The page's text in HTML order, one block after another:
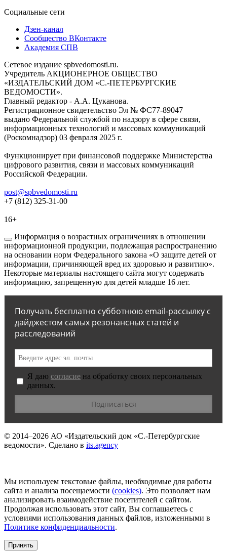
Социальные сети
Дзен-канал
Сообщество ВКонтакте
Академия СПВ
Сетевое издание spbvedomosti.ru.
Учредитель АКЦИОНЕРНОЕ ОБЩЕСТВО
«ИЗДАТЕЛЬСКИЙ ДОМ «С.-ПЕТЕРБУРГСКИЕ
ВЕДОМОСТИ».
Главный редактор - А.А. Цуканова.
Регистрационное свидетельство Эл № ФС77-89047
выдано Федеральной службой по надзору в сфере связи,
информационных технологий и массовых коммуникаций
(Роскомнадзор) 03 февраля 2025 г.
Функционирует при финансовой поддержке Министерства
цифрового развития, связи и массовых коммуникаций
Российской Федерации.
post@spbvedomosti.ru
+7 (812) 325-31-00
16+
Информация о возрастных ограничениях в отношении
информационной продукции, подлежащая распространению
на основании норм Федерального закона «О защите детей от
информации, причиняющей вред их здоровью и развитию».
Некоторые материалы настоящего сайта могут содержать
информацию, запрещенную для детей младше 16 лет.
Получать бесплатно субботнюю email-рассылку с
дайджестом самых резонансных статей и
расследований
Я даю согласие на обработку своих персональных
данных.
© 2014–2026 АО «Издательский дом «С.-Петербургские
ведомости». Сделано в its.agency
Мы используем текстовые файлы, необходимые для работы
сайта и анализа посещаемости (сookies). Это позволяет нам
анализировать взаимодействие посетителей с сайтом.
Продолжая использовать этот сайт, Вы соглашаетесь с
условиями использования данных файлов, изложенными в
Политике конфиденциальности.
Принять